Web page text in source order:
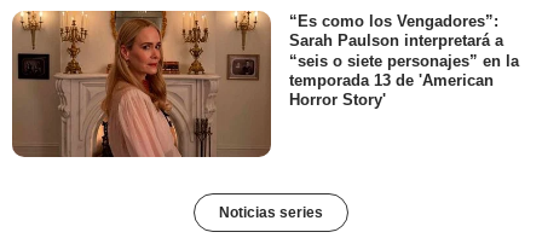
“Es como los Vengadores”:
Sarah Paulson interpretará a
“seis o siete personajes” en la
temporada 13 de 'American
Horror Story'
Noticias series